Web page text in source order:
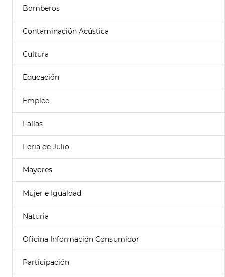
Bomberos
Contaminación Acústica
Cultura
Educación
Empleo
Fallas
Feria de Julio
Mayores
Mujer e Igualdad
Naturia
Oficina Información Consumidor
Participación